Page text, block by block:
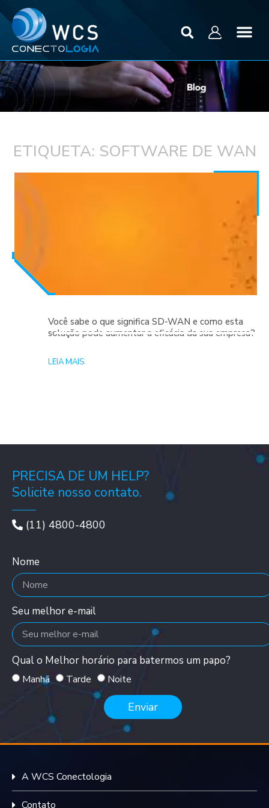
ETIQUETA: SOFTWARE DE WAN
Você sabe o que significa SD-WAN e como esta
solução pode aumentar a eficácia da sua empresa?
LEIA MAIS
PRECISA DE UM HELP?
Solicite nosso contato.
(11) 4800-4800
Nome
Seu melhor e-mail
Qual o Melhor horário para batermos um papo?
Manhã Tarde Noite
Enviar
A WCS Conectologia
Contato